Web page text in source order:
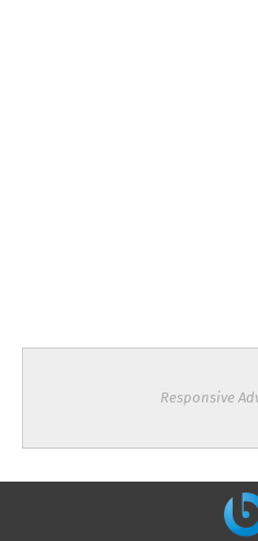
Responsive